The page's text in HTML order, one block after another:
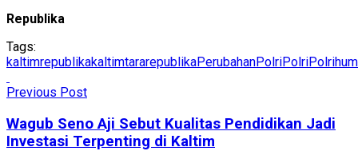
Republika
Tags:
kaltimrepublikakaltimtararepublikaPerubahanPolriPolri
Previous Post
Wagub Seno Aji Sebut Kualitas Pendidikan Jadi
Investasi Terpenting di Kaltim